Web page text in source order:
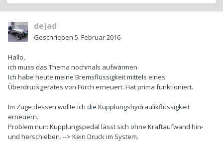
dejad
Geschrieben 5. Februar 2016
Hallo,
ich muss das Thema nochmals aufwärmen.
Ich habe heute meine Bremsflüssigkeit mittels eines
Überdruckgerätes von Förch erneuert. Hat prima funktioniert.
Im Zuge dessen wollte ich die Kupplungshydraulikflüssigkeit
erneuern.
Problem nun: Kupplungspedal lässt sich ohne Kraftaufwand hin-
und herschieben. --> Kein Druck im System.